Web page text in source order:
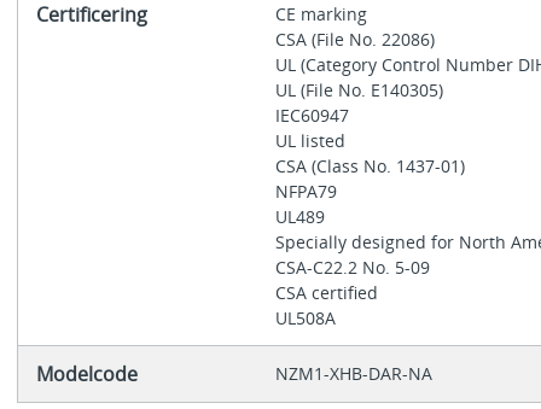
Certificering
CE marking
CSA (File No. 22086)
UL (Category Control Number
UL (File No. E140305)
IEC60947
UL listed
CSA (Class No. 1437-01)
NFPA79
UL489
Specially designed for North
CSA-C22.2 No. 5-09
CSA certified
UL508A
Modelcode NZM1-XHB-DAR-NA